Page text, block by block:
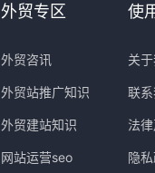
外贸专区
外贸咨讯
外贸站推广知识
外贸建站知识
网站运营seo
使
关
联
法
隐